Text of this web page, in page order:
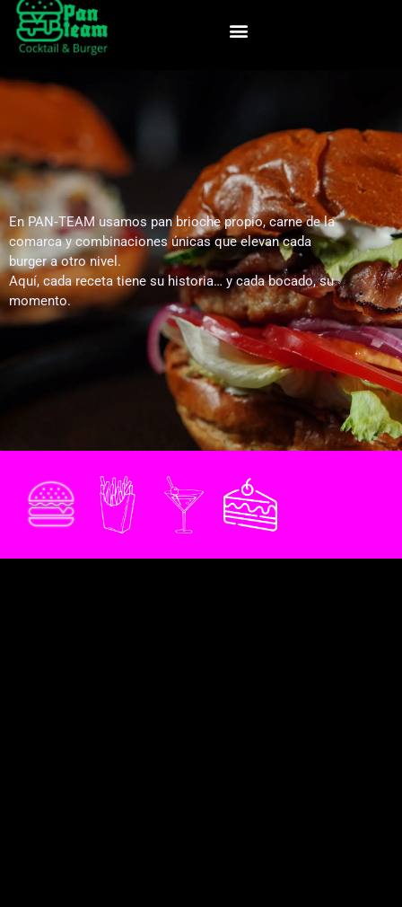
En PAN‑TEAM usamos pan brioche propio, carne de la
comarca y combinaciones únicas que elevan cada
burger a otro nivel.
Aquí, cada receta tiene su historia… y cada bocado, su
momento.